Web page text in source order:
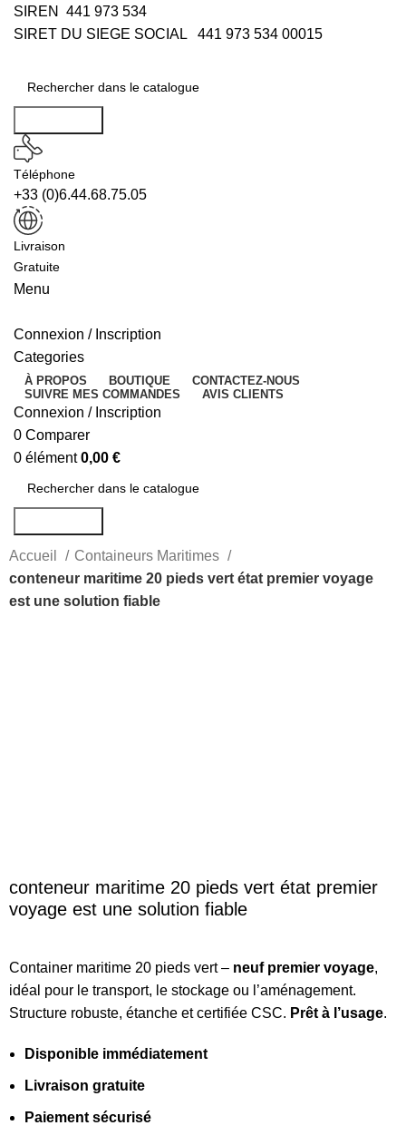
SIREN 441 973 534
SIRET DU SIEGE SOCIAL 441 973 534 00015
Téléphone
+33 (0)6.44.68.75.05
Livraison
Gratuite
Menu
Connexion / Inscription
Categories
À PROPOS BOUTIQUE
CONTACTEZ-NOUS
SUIVRE MES COMMANDES
AVIS CLIENTS
Connexion / Inscription
0 Comparer
0 élément 0,00 €
Accueil
Containeurs Maritimes
conteneur maritime 20 pieds vert état premier voyage
est une solution fiable
conteneur maritime 20 pieds vert état premier
voyage est une solution fiable
Container maritime 20 pieds vert – neuf premier voyage,
idéal pour le transport, le stockage ou l’aménagement.
Structure robuste, étanche et certifiée CSC. Prêt à l’usage.
Disponible immédiatement
Livraison gratuite
Paiement sécurisé